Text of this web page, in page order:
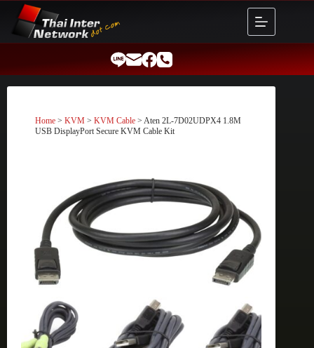
content
Home > KVM > KVM Cable > Aten 2L-7D02UDPX4 1.8M
USB DisplayPort Secure KVM Cable Kit